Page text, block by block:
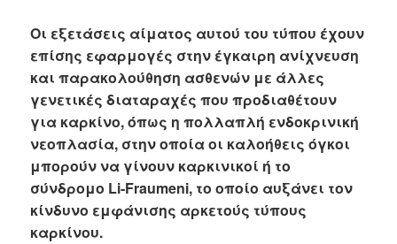
Οι εξετάσεις αίματος αυτού του τύπου έχουν
επίσης εφαρμογές στην έγκαιρη ανίχνευση
και παρακολούθηση ασθενών με άλλες
γενετικές διαταραχές που προδιαθέτουν
για καρκίνο, όπως η πολλαπλή ενδοκρινική
νεοπλασία, στην οποία οι καλοήθεις όγκοι
μπορούν να γίνουν καρκινικοί ή το
σύνδρομο Li-Fraumeni, το οποίο αυξάνει τον
κίνδυνο εμφάνισης αρκετούς τύπους
καρκίνου.